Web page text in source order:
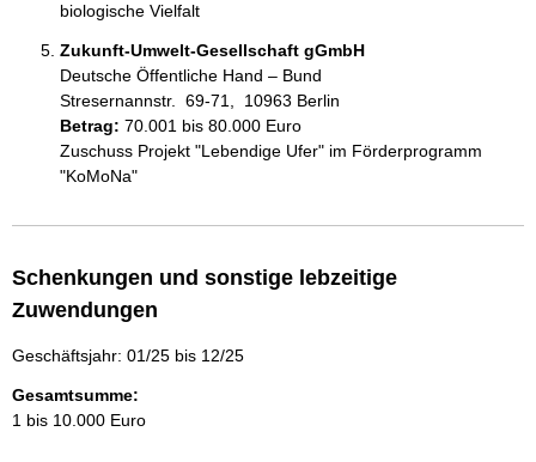
biologische Vielfalt
Zukunft-Umwelt-Gesellschaft gGmbH
Deutsche Öffentliche Hand – Bund
Stresernannstr.  69-71,  10963 Berlin
Betrag: 70.001 bis 80.000 Euro
Zuschuss Projekt "Lebendige Ufer" im Förderprogramm
"KoMoNa"
Schenkungen und sonstige lebzeitige
Zuwendungen
Geschäftsjahr: 01/25 bis 12/25
Gesamtsumme:
1 bis 10.000 Euro